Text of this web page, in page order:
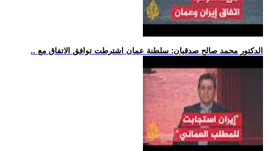
.. الدكتور محمد صالح صدقيان: سلطنة عمان اشترطت توافق الاتفاق مع